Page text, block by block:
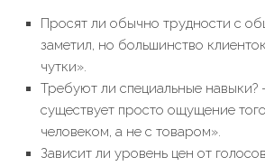
Просят ли обычно трудности с
заметил, но большинство
чутки».
Требуют ли специальные навыки?
существует просто ощущение
человеком, а не с товаром».
Зависит ли уровень цен от